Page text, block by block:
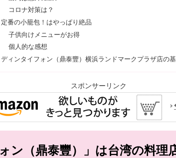
コロナ対策は？
定番の小籠包！はやっぱり絶品
子供向けメニューがお得
個人的な感想
ディンタイフォン（鼎泰豐）横浜ランドマークプラザ店の
スポンサーリンク
ン（鼎泰豐）」は台湾の料理